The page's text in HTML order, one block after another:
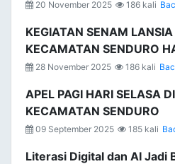
20 November 2025 186 kali
KEGIATAN SENAM
KECAMATAN SENDURO
28 November 2025 186 kali
APEL PAGI HARI SELASA
KECAMATAN SENDURO
09 September 2025 185 kali
Literasi Digital dan AI Jadi